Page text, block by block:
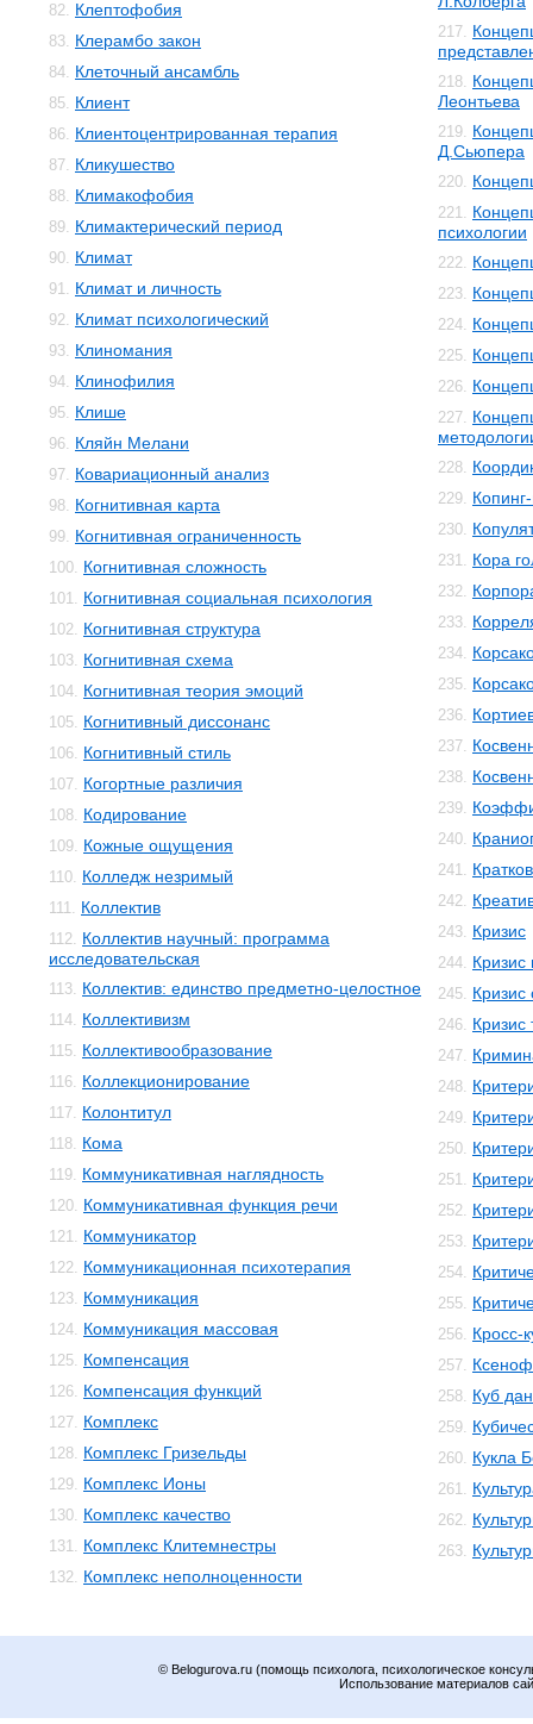
82. Клептофобия
83. Клерамбо закон
84. Клеточный ансамбль
85. Клиент
86. Клиентоцентрированная терапия
87. Кликушество
88. Климакофобия
89. Климактерический период
90. Климат
91. Климат и личность
92. Климат психологический
93. Клиномания
94. Клинофилия
95. Клише
96. Кляйн Мелани
97. Ковариационный анализ
98. Когнитивная карта
99. Когнитивная ограниченность
100. Когнитивная сложность
101. Когнитивная социальная психология
102. Когнитивная структура
103. Когнитивная схема
104. Когнитивная теория эмоций
105. Когнитивный диссонанс
106. Когнитивный стиль
107. Когортные различия
108. Кодирование
109. Кожные ощущения
110. Колледж незримый
111. Коллектив
112. Коллектив научный: программа
исследовательская
113. Коллектив: единство предметно-целостное
114. Коллективизм
115. Коллективообразование
116. Коллекционирование
117. Колонтитул
118. Кома
119. Коммуникативная наглядность
120. Коммуникативная функция речи
121. Коммуникатор
122. Коммуникационная психотерапия
123. Коммуникация
124. Коммуникация массовая
125. Компенсация
126. Компенсация функций
127. Комплекс
128. Комплекс Гризельды
129. Комплекс Ионы
130. Комплекс качество
131. Комплекс Клитемнестры
132. Комплекс неполноценности
217.
218.
Леонтьева
219.
Д.Сьюпера
220.
221.
психологии
222.
223.
224.
225.
226.
227.
228.
229.
230.
231. Кора
232.
233.
234.
235.
236.
237.
238.
239.
240.
241.
242.
243. Кризис
244. Кризис
245. Кризис
246. Кризис
247.
248.
249.
250.
251.
252.
253.
254.
255.
256. Кросс-
257.
258. Куб
259.
260. Кукла
261.
262.
263.
© Belogurova.ru (помощь психолога, психологическое
Использование материалов